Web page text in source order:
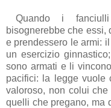
Quando i fanciulli
bisognerebbe che essi,
e prendessero le armi:
un esercizio
sono armati e li
pacifici: la legge
valoroso, non colui
quelli che pregano, ma